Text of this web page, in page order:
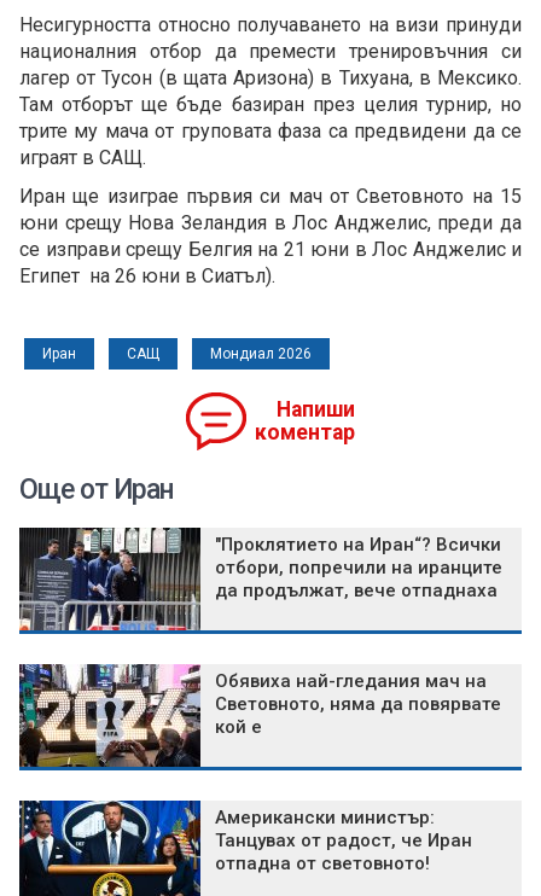
Несигурността относно получаването на визи принуди
националния отбор да премести тренировъчния си
лагер от Тусон (в щата Аризона) в Тихуана, в Мексико.
Там отборът ще бъде базиран през целия турнир, но
трите му мача от груповата фаза са предвидени да се
играят в САЩ.
Иран ще изиграе първия си мач от Световното на 15
юни срещу Нова Зеландия в Лос Анджелис, преди да
се изправи срещу Белгия на 21 юни в Лос Анджелис и
Египет на 26 юни в Сиатъл).
Иран САЩ Мондиал 2026
Напиши
коментар
Още от Иран
"Проклятието на Иран“? Всички
отбори, попречили на иранците
да продължат, вече отпаднаха
Обявиха най-гледания мач на
Световното, няма да повярвате
кой е
Американски министър:
Танцувах от радост, че Иран
отпадна от световното!